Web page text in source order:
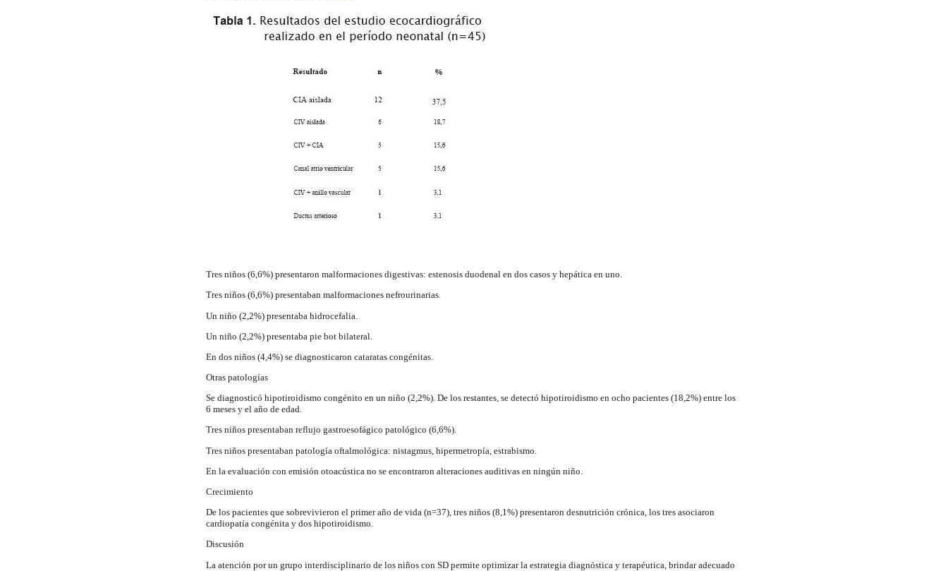
Tres niños (6,6%) presentaron malformaciones digestivas: estenosis duodenal en dos casos y hepática en uno.
Tres niños (6,6%) presentaban malformaciones nefrourinarias.
Un niño (2,2%) presentaba hidrocefalia.
Un niño (2,2%) presentaba pie bot bilateral.
En dos niños (4,4%) se diagnosticaron cataratas congénitas.
Otras patologías
Se diagnosticó hipotiroidismo congénito en un niño (2,2%). De los restantes, se detectó hipotiroidismo en ocho pacientes (18,2%) entre los
6 meses y el año de edad.
Tres niños presentaban reflujo gastroesofágico patológico (6,6%).
Tres niños presentaban patología oftalmológica: nistagmus, hipermetropía, estrabismo.
En la evaluación con emisión otoacústica no se encontraron alteraciones auditivas en ningún niño.
Crecimiento
De los pacientes que sobrevivieron el primer año de vida (n=37), tres niños (8,1%) presentaron desnutrición crónica, los tres asociaron
cardiopatía congénita y dos hipotiroidismo.
Discusión
La atención por un grupo interdisciplinario de los niños con SD permite optimizar la estrategia diagnóstica y terapéutica, brindar adecuado